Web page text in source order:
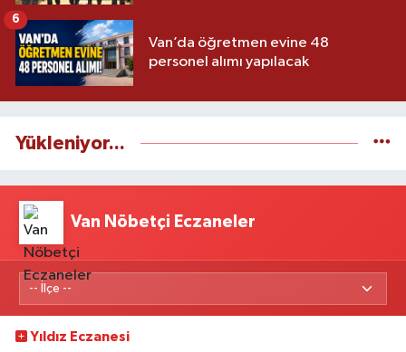
Van’da öğretmen evine 48
personel alımı yapılacak
6
Yükleniyor...
Van Nöbetçi Eczaneler
Yıldız Eczanesi